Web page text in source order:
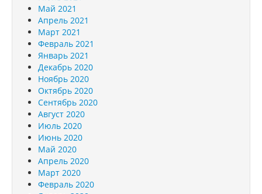
Май 2021
Апрель 2021
Март 2021
Февраль 2021
Январь 2021
Декабрь 2020
Ноябрь 2020
Октябрь 2020
Сентябрь 2020
Август 2020
Июль 2020
Июнь 2020
Май 2020
Апрель 2020
Март 2020
Февраль 2020